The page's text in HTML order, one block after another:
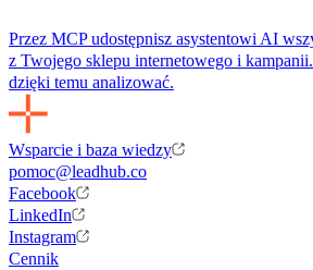
Przez MCP udostępnisz asystentowi AI
z Twojego sklepu internetowego i
dzięki temu analizować.
Wsparcie i baza wiedzy
pomoc@leadhub.co
Facebook
LinkedIn
Instagram
Cennik